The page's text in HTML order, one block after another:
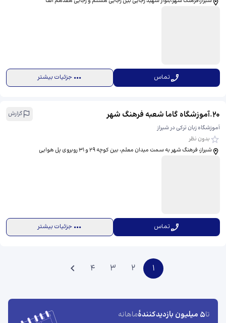
تماس جزئیات بیشتر
20
.آموزشگاه گاما شعبه فرهنگ شهر
گزارش
آموزشگاه زبان ترکی در شیراز
بدون نظر
شیراز، فرهنگ شهر به سمت میدان معلم، بین کوچه ۲۹ و ۳۱ روبروی پل هوایی
تماس جزئیات بیشتر
1
2
3
4
تا5 میلیون بازدیدکنندهٔ ماهانه